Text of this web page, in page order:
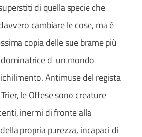
di quella specie che
cambiare le cose, ma è
copia delle sue brame più
di un mondo
Antimuse del regista
le Offese sono creature
inermi di fronte alla
propria purezza, incapaci di